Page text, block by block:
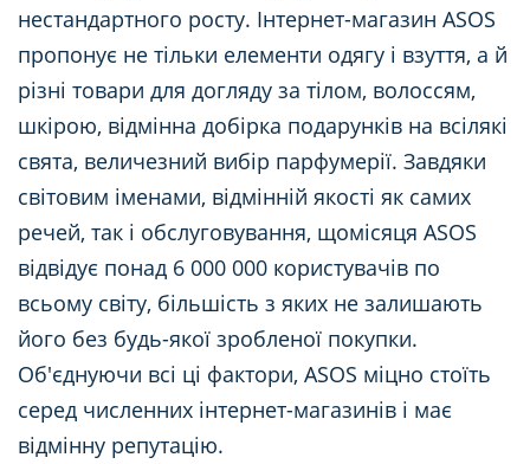
нестандартного росту. Інтернет-магазин ASOS
пропонує не тільки елементи одягу і взуття, а й
різні товари для догляду за тілом, волоссям,
шкірою, відмінна добірка подарунків на всілякі
свята, величезний вибір парфумерії. Завдяки
світовим іменами, відмінній якості як самих
речей, так і обслуговування, щомісяця ASOS
відвідує понад 6 000 000 користувачів по
всьому світу, більшість з яких не залишають
його без будь-якої зробленої покупки.
Об'єднуючи всі ці фактори, ASOS міцно стоїть
серед численних інтернет-магазинів і має
відмінну репутацію.